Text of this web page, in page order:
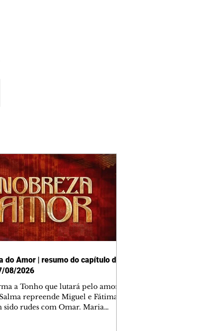
do Amor | resumo do capítulo de
08/2026
a Tonho que lutará pelo amor
repreende Miguel e Fátima
sido rudes com Omar. Maria